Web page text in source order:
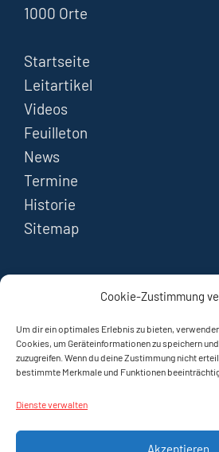
Cookie-Zustimmung
Um dir ein optimales Erlebnis zu bieten,
Cookies, um Geräteinformationen zu speichern
zuzugreifen. Wenn du deine Zustimmung nicht
bestimmte Merkmale und Funktionen
Dienste verwalten
Akzeptieren
1000 Orte
Startseite
Leitartikel
Videos
Feuilleton
News
Termine
Historie
Sitemap
FOLGEN
Instagram
YouTube